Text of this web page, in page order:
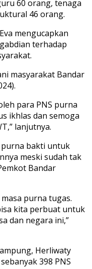
60 orang, tenaga
46 orang.
mengucapkan
terhadap
masyarakat Bandar
para PNS purna
ikhlas dan semoga
lanjutnya.
purna bakti untuk
meski sudah tak
Bandar
purna tugas.
kita perbuat untuk
dan negara ini,”
Herliwaty
398 PNS